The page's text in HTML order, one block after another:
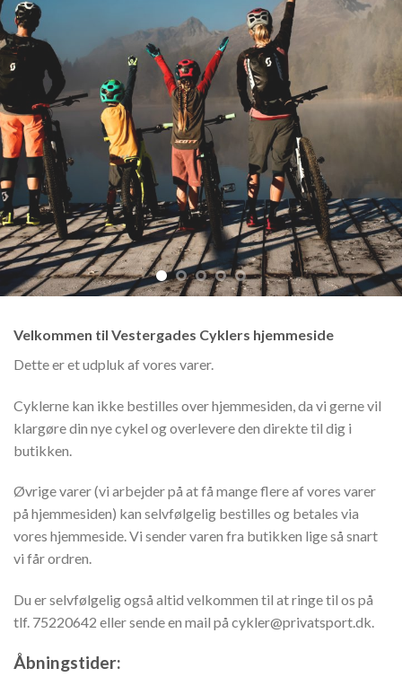
Velkommen til Vestergades Cyklers hjemmeside
Dette er et udpluk af vores varer.
Cyklerne kan ikke bestilles over hjemmesiden, da vi gerne vil
klargøre din nye cykel og overlevere den direkte til dig i
butikken.
Øvrige varer (vi arbejder på at få mange flere af vores varer
på hjemmesiden) kan selvfølgelig bestilles og betales via
vores hjemmeside. Vi sender varen fra butikken lige så snart
vi får ordren.
Du er selvfølgelig også altid velkommen til at ringe til os på
tlf. 75220642 eller sende en mail på cykler@privatsport.dk.
Åbningstider: